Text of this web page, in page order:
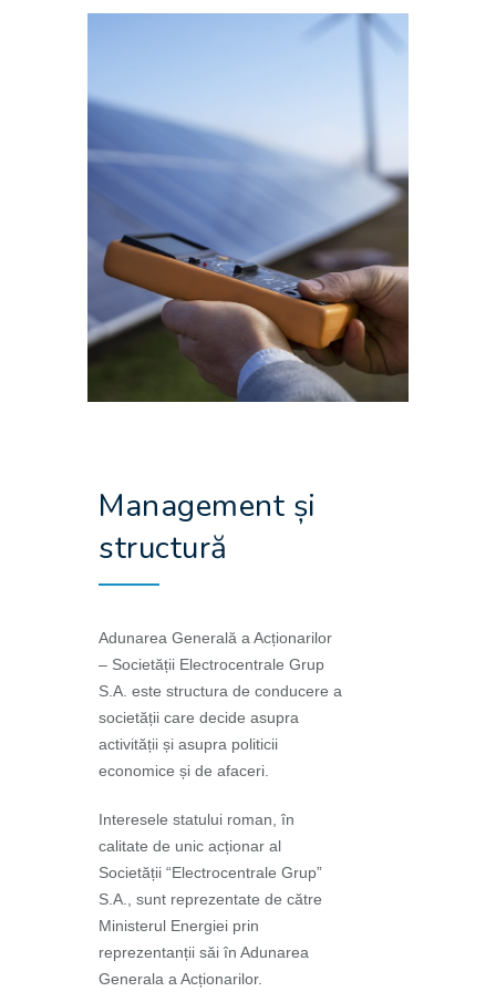
Management și
structură
Adunarea Generală a Acționarilor
– Societății Electrocentrale Grup
S.A. este structura de conducere a
societății care decide asupra
activității și asupra politicii
economice și de afaceri.
Interesele statului roman, în
calitate de unic acționar al
Societății “Electrocentrale Grup”
S.A., sunt reprezentate de către
Ministerul Energiei prin
reprezentanții săi în Adunarea
Generala a Acționarilor.